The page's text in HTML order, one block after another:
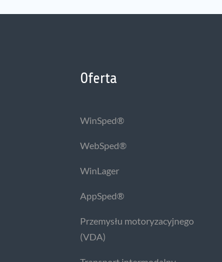
Oferta
WinSped®
WebSped®
WinLager
AppSped®
Przemysłu motoryzacyjnego
(VDA)